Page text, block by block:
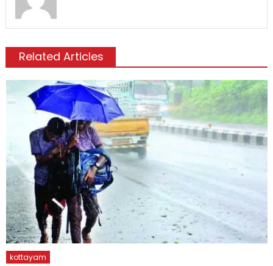
Related Articles
kottayam